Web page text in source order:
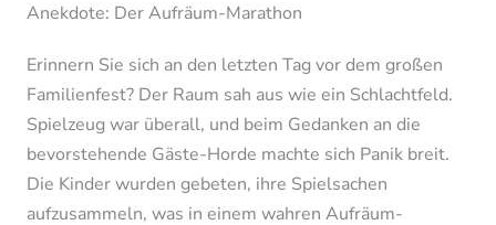
Anekdote: Der Aufräum-Marathon
Erinnern Sie sich an den letzten Tag vor dem großen
Familienfest? Der Raum sah aus wie ein Schlachtfeld.
Spielzeug war überall, und beim Gedanken an die
bevorstehende Gäste-Horde machte sich Panik breit.
Die Kinder wurden gebeten, ihre Spielsachen
aufzusammeln, was in einem wahren Aufräum-